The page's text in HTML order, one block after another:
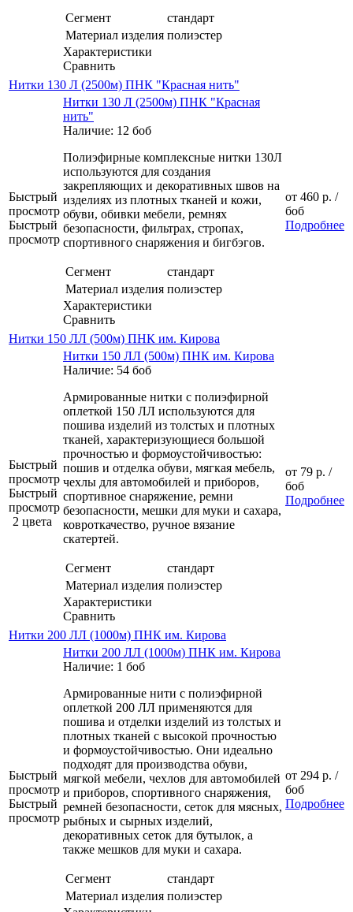
Сегмент
стандарт
Материал изделия полиэстер
Характеристики
Сравнить
Нитки 130 Л (2500м) ПНК "Красная нить"
Быстрый
просмотр
Быстрый
просмотр
Нитки 130 Л (2500м) ПНК "Красная
нить"
Наличие: 12 боб
Полиэфирные комплексные нитки 130Л
используются для создания
закрепляющих и декоративных швов на
изделиях из плотных тканей и кожи,
обуви, обивки мебели, ремнях
безопасности, фильтрах, стропах,
спортивного снаряжения и бигбэгов.
Сегмент
стандарт
Материал изделия полиэстер
Характеристики
Сравнить
от 460 р. /
боб
Подробнее
Нитки 150 ЛЛ (500м) ПНК им. Кирова
Быстрый
просмотр
Быстрый
просмотр
2 цвета
Нитки 150 ЛЛ (500м) ПНК им. Кирова
Наличие: 54 боб
Армированные нитки с полиэфирной
оплеткой 150 ЛЛ используются для
пошива изделий из толстых и плотных
тканей, характеризующиеся большой
прочностью и формоустойчивостью:
пошив и отделка обуви, мягкая мебель,
чехлы для автомобилей и приборов,
спортивное снаряжение, ремни
безопасности, мешки для муки и сахара,
ковроткачество, ручное вязание
скатертей.
Сегмент
стандарт
Материал изделия полиэстер
Характеристики
Сравнить
от 79 р. /
боб
Подробнее
Нитки 200 ЛЛ (1000м) ПНК им. Кирова
Быстрый
просмотр
Быстрый
просмотр
Нитки 200 ЛЛ (1000м) ПНК им. Кирова
Наличие: 1 боб
Армированные нити с полиэфирной
оплеткой 200 ЛЛ применяются для
пошива и отделки изделий из толстых и
плотных тканей с высокой прочностью
и формоустойчивостью. Они идеально
подходят для производства обуви,
мягкой мебели, чехлов для автомобилей
и приборов, спортивного снаряжения,
ремней безопасности, сеток для мясных,
рыбных и сырных изделий,
декоративных сеток для бутылок, а
также мешков для муки и сахара.
Сегмент
стандарт
Материал изделия полиэстер
от 294 р. /
боб
Подробнее